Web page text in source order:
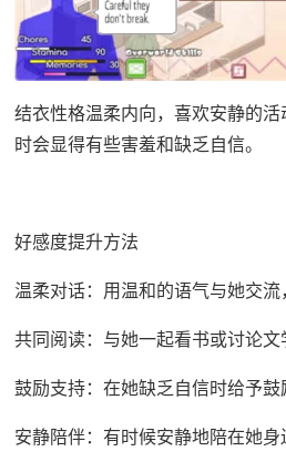
结衣性格温柔内向，喜欢安静的
时会显得有些害羞和缺乏自信。
好感度提升方法
温柔对话：用温和的语气与她交
共同阅读：与她一起看书或讨论文
鼓励支持：在她缺乏自信时给予鼓
安静陪伴：有时候安静地陪在她身